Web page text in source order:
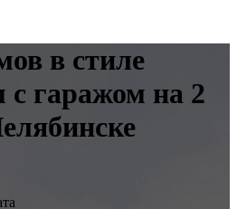
в стиле
гаражом на 2